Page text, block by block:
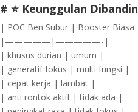
# ⭐ Keunggulan
| POC Ben Subur | Booster Biasa
|—————|—————-|
| khusus durian | umum |
| generatif fokus | multi fungsi |
| cepat kerja | lambat |
| anti rontok aktif | tidak ada |